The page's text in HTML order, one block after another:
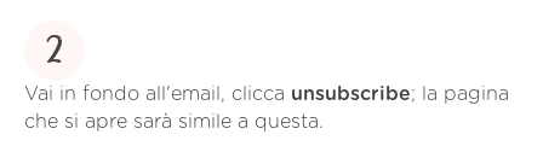
2
Vai in fondo all'email, clicca unsubscribe; la pagina
che si apre sarà simile a questa.